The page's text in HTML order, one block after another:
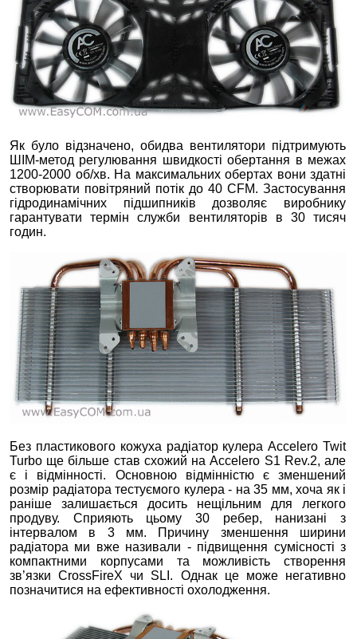
Як було відзначено, обидва вентилятори підтримують
ШІМ-метод регулювання швидкості обертання в межах
1200-2000 об/хв. На максимальних обертах вони здатні
створювати повітряний потік до 40 CFM. Застосування
гідродинамічних підшипників дозволяє виробнику
гарантувати термін служби вентиляторів в 30 тисяч
годин.
Без пластикового кожуха радіатор кулера Accelero Twit
Turbo ще більше став схожий на Accelero S1 Rev.2, але
є і відмінності. Основною відмінністю є зменшений
розмір радіатора тестуємого кулера - на 35 мм, хоча як і
раніше залишається досить нещільним для легкого
продуву. Сприяють цьому 30 ребер, нанизані з
інтервалом в 3 мм. Причину зменшення ширини
радіатора ми вже називали - підвищення сумісності з
компактними корпусами та можливість створення
зв’язки CrossFireХ чи SLI. Однак це може негативно
позначитися на ефективності охолодження.